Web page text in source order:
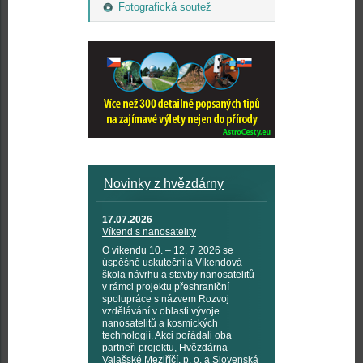
Fotografická soutež
Novinky z hvězdárny
17.07.2026
Víkend s nanosatelity
O víkendu 10. – 12. 7 2026 se
úspěšně uskutečnila Víkendová
škola návrhu a stavby nanosatelitů
v rámci projektu přeshraniční
spolupráce s názvem Rozvoj
vzdělávání v oblasti vývoje
nanosatelitů a kosmických
technologií. Akci pořádali oba
partneři projektu, Hvězdárna
Valašské Meziříčí, p. o. a Slovenská